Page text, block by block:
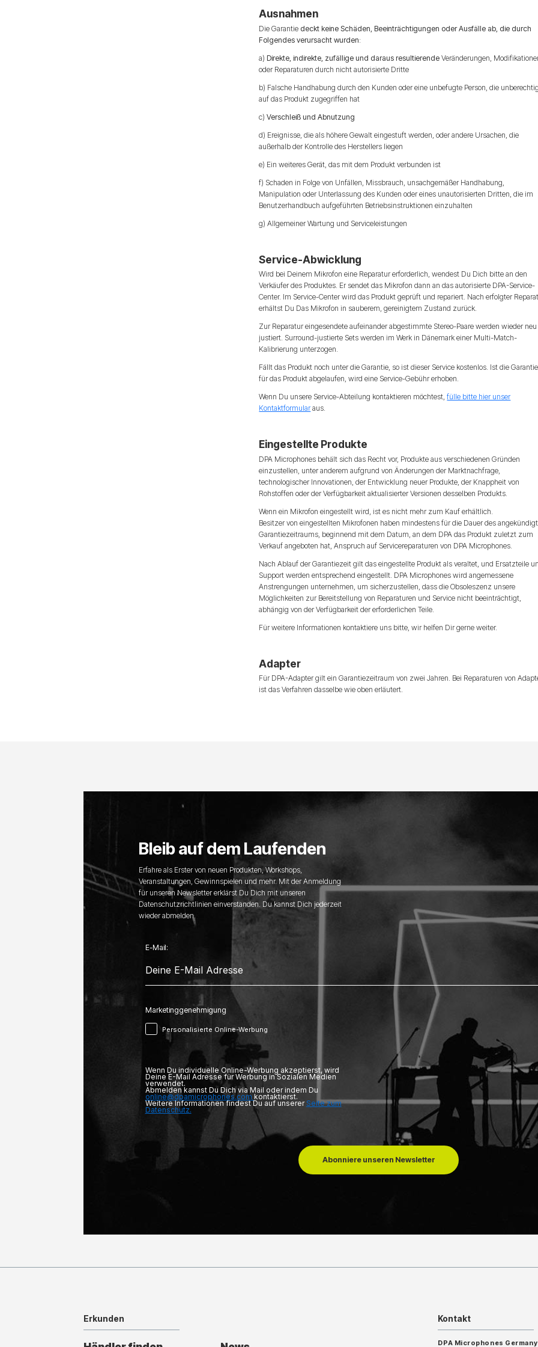
Ausnahmen
Die Garantie deckt keine Schäden, Beeinträchtigungen oder Ausfälle ab, die durch
Folgendes verursacht wurden:
a) Direkte, indirekte, zufällige und daraus resultierende Veränderungen,
oder Reparaturen durch nicht autorisierte Dritte
b) Falsche Handhabung durch den Kunden oder eine unbefugte Person, die
auf das Produkt zugegriffen hat
c)Verschleiß und Abnutzung
d) Ereignisse, die als höhere Gewalt eingestuft werden, oder andere Ursachen, die
außerhalb der Kontrolle des Herstellers liegen
e) Ein weiteres Gerät, das mit dem Produkt verbunden ist
f) Schaden in Folge von Unfällen, Missbrauch, unsachgemäßer Handhabung,
Manipulation oder Unterlassung des Kunden oder eines unautorisierten Dritten, die im
Benutzerhandbuch aufgeführten Betriebsinstruktionen einzuhalten
g) Allgemeiner Wartung und Serviceleistungen
Service-Abwicklung
Wird bei Deinem Mikrofon eine Reparatur erforderlich, wendest Du Dich bitte an den
Verkäufer des Produktes. Er sendet das Mikrofon dann an das autorisierte DPA-Service-
Center. Im Service-Center wird das Produkt geprüft und repariert. Nach erfolgter
erhältst Du Das Mikrofon in sauberem, gereinigtem Zustand zurück.
Zur Reparatur eingesendete aufeinander abgestimmte Stereo-Paare werden wieder neu
justiert. Surround-justierte Sets werden im Werk in Dänemark einer Multi-Match-
Kalibrierung unterzogen.
Fällt das Produkt noch unter die Garantie, so ist dieser Service kostenlos. Ist die Garantie
für das Produkt abgelaufen, wird eine Service-Gebühr erhoben.
Wenn Du unsere Service-Abteilung kontaktieren möchtest,fülle bitte hier unser
Kontaktformularaus.
Eingestellte Produkte
DPA Microphones behält sich das Recht vor, Produkte aus verschiedenen Gründen
einzustellen, unter anderem aufgrund von Änderungen der Marktnachfrage,
technologischer Innovationen, der Entwicklung neuer Produkte, der Knappheit von
Rohstoffen oder der Verfügbarkeit aktualisierter Versionen desselben Produkts.
Wenn ein Mikrofon eingestellt wird, ist es nicht mehr zum Kauf erhältlich.
Besitzer von eingestellten Mikrofonen haben mindestens für die Dauer des
Garantiezeitraums, beginnend mit dem Datum, an dem DPA das Produkt zuletzt zum
Verkauf angeboten hat, Anspruch auf Servicereparaturen von DPA Microphones.
Nach Ablauf der Garantiezeit gilt das eingestellte Produkt als veraltet, und Ersatzteile
Support werden entsprechend eingestellt. DPA Microphones wird angemessene
Anstrengungen unternehmen, um sicherzustellen, dass die Obsoleszenz unsere
Möglichkeiten zur Bereitstellung von Reparaturen und Service nicht beeinträchtigt,
abhängig von der Verfügbarkeit der erforderlichen Teile.
Für weitere Informationen kontaktiere uns bitte, wir helfen Dir gerne weiter.
Adapter
Für DPA-Adapter gilt ein Garantiezeitraum von zwei Jahren. Bei Reparaturen von
ist das Verfahren dasselbe wie oben erläutert.
Bleib auf dem Laufenden
Erfahre als Erster von neuen Produkten, Workshops,
Veranstaltungen, Gewinnspielen und mehr. Mit der Anmeldung
für unseren Newsletter erklärst Du Dich mit unseren
Datenschutzrichtlinien einverstanden. Du kannst Dich jederzeit
wieder abmelden.
E-Mail:
Marketinggenehmigung
Personalisierte Online-Werbung
Wenn Du individuelle Online-Werbung akzeptierst, wird
Deine E-Mail Adresse für Werbung in Sozialen Medien
verwendet.
Abmelden kannst Du Dich via Mail oder indem Du
online@dpamicrophones.com kontaktierst.
Weitere Informationen findest Du auf unserer Seite zum
Datenschutz.
Abonniere unseren Newsletter
Erkunden Kontakt
DPA Microphones Germany